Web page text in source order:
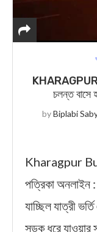
KHARAGPUR
চলন্ত বাসে
byBiplabi
Kharagpur
পত্রিকা অনলাইন :
যাচ্ছিল যাত্রী
সড়ক ধরে যাওয়ার